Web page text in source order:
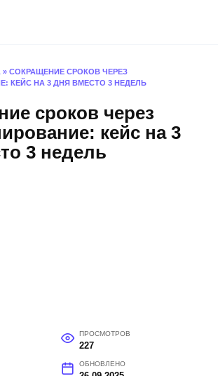
» СОКРАЩЕНИЕ СРОКОВ ЧЕРЕЗ
КЕЙС НА 3 ДНЯ ВМЕСТО 3 НЕДЕЛЬ
сроков через
кейс на 3
3 недель
ПРОСМОТРОВ
227
ОБНОВЛЕНО